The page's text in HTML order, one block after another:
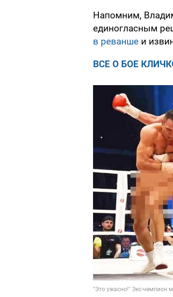
Напомним,
единогласным
в реванше и
ВСЕ О БОЕ